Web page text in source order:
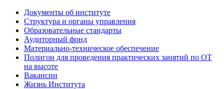
Документы об институте
Структура и органы управления
Образовательные стандарты
Аудиторный фонд
Материально-техническое обеспечение
Полигон для проведения практических занятий по ОТ
на высоте
Вакансии
Жизнь Института